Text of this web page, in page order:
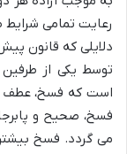
رعایت تمامی
دلایلی که قانون
توسط یکی از
است که فسخ، عطف
فسخ، صحیح و
می گردد. فسخ